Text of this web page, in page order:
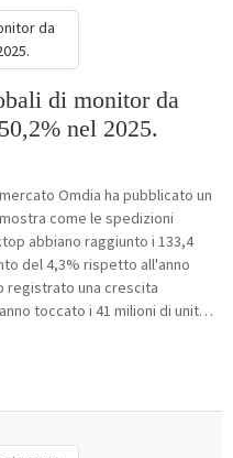
di monitor da
nel 2025.
Omdia ha pubblicato un
come le spedizioni
abbiano raggiunto i 133,4
del 4,3% rispetto all'anno
registrato una crescita
toccato i 41 milioni di unità,